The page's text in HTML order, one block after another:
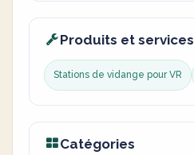
Produits et services
Stations de vidange pour VR
Catégories